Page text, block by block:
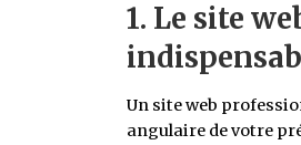
1. Le site
Un site web
angulaire de votre